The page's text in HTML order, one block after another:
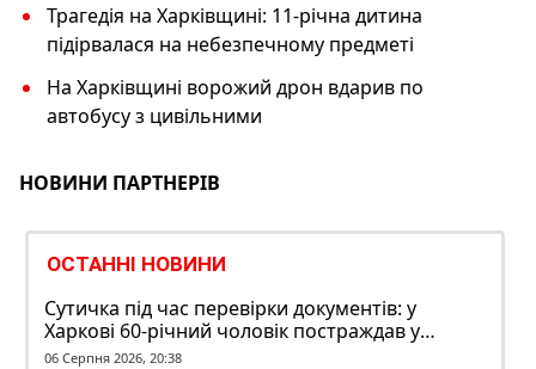
Трагедія на Харківщині: 11-річна дитина
підірвалася на небезпечному предметі
На Харківщині ворожий дрон вдарив по
автобусу з цивільними
НОВИНИ ПАРТНЕРІВ
ОСТАННІ НОВИНИ
Сутичка під час перевірки документів: у
Харкові 60-річний чоловік постраждав у
конфлікті з ТЦК
06 Серпня 2026, 20:38